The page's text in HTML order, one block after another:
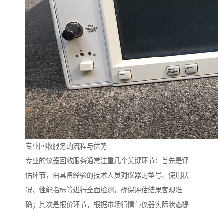
专业回收服务的流程与优势
专业的仪器回收服务通常注重几个关键环节：首先是评
估环节，由具备经验的技术人员对仪器的型号、使用状
况、性能指标等进行全面检测，确保评估结果客观准
确；其次是报价环节，根据市场行情与仪器实际状态提